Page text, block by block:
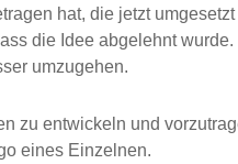
hat, die jetzt
die Idee abgelehnt
umzugehen.
zu entwickeln und
eines Einzelnen.